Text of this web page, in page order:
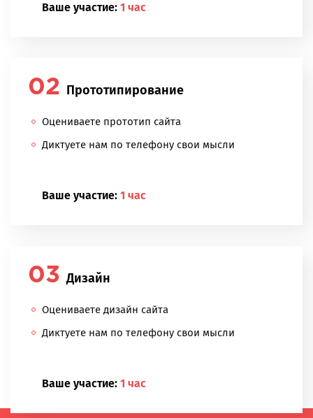
Ваше участие: 1 час
Прототипирование
Оцениваете прототип сайта
Диктуете нам по телефону свои мысли
Ваше участие: 1 час
Дизайн
Оцениваете дизайн сайта
Диктуете нам по телефону свои мысли
Ваше участие: 1 час